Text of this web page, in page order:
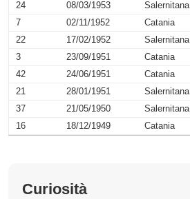
24
08/03/1953 Salernitana
7
02/11/1952 Catania
22
17/02/1952 Salernitana
3
23/09/1951 Catania
42
24/06/1951 Catania
21
28/01/1951 Salernitana
37
21/05/1950 Salernitana
16
18/12/1949 Catania
Curiosità